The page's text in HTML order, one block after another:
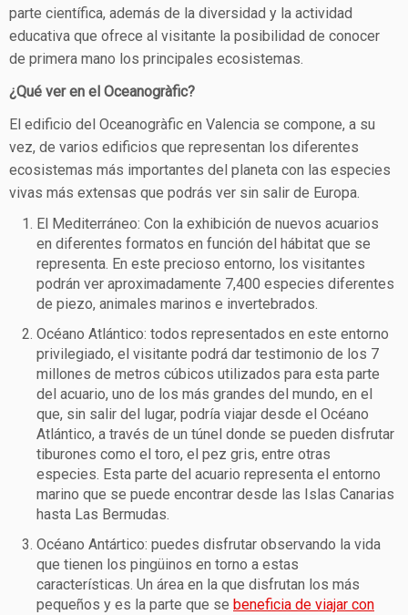
parte científica, además de la diversidad y la actividad
educativa que ofrece al visitante la posibilidad de conocer
de primera mano los principales ecosistemas.
¿Qué ver en el Oceanogràfic?
El edificio del Oceanogràfic en Valencia se compone, a su
vez, de varios edificios que representan los diferentes
ecosistemas más importantes del planeta con las especies
vivas más extensas que podrás ver sin salir de Europa.
El Mediterráneo: Con la exhibición de nuevos acuarios
en diferentes formatos en función del hábitat que se
representa. En este precioso entorno, los visitantes
podrán ver aproximadamente 7,400 especies diferentes
de piezo, animales marinos e invertebrados.
Océano Atlántico: todos representados en este entorno
privilegiado, el visitante podrá dar testimonio de los 7
millones de metros cúbicos utilizados para esta parte
del acuario, uno de los más grandes del mundo, en el
que, sin salir del lugar, podría viajar desde el Océano
Atlántico, a través de un túnel donde se pueden disfrutar
tiburones como el toro, el pez gris, entre otras
especies. Esta parte del acuario representa el entorno
marino que se puede encontrar desde las Islas Canarias
hasta Las Bermudas.
Océano Antártico: puedes disfrutar observando la vida
que tienen los pingüinos en torno a estas
características. Un área en la que disfrutan los más
pequeños y es la parte que se beneficia de viajar con